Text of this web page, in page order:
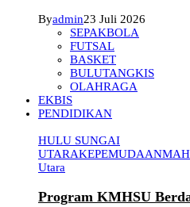
Byadmin23 Juli 2026
SEPAKBOLA
FUTSAL
BASKET
BULUTANGKIS
OLAHRAGA
EKBIS
PENDIDIKAN
HULU SUNGAI
UTARAKEPEMUDAAN
Utara
Program KMHSU